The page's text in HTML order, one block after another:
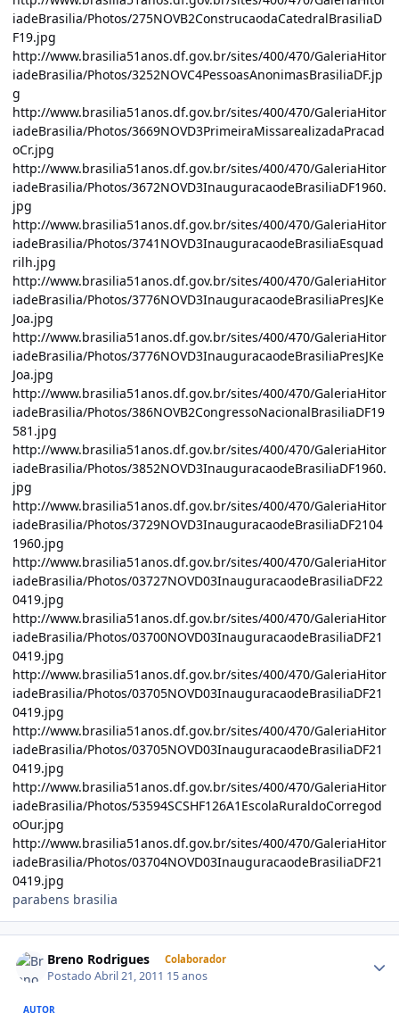
iadeBrasilia/Photos/275NOVB2ConstrucaodaCatedralBrasiliaD
F19.jpg
http://www.brasilia51anos.df.gov.br/sites/400/470/GaleriaHitor
iadeBrasilia/Photos/3252NOVC4PessoasAnonimasBrasiliaDF.jp
g
http://www.brasilia51anos.df.gov.br/sites/400/470/GaleriaHitor
iadeBrasilia/Photos/3669NOVD3PrimeiraMissarealizadaPracad
oCr.jpg
http://www.brasilia51anos.df.gov.br/sites/400/470/GaleriaHitor
iadeBrasilia/Photos/3672NOVD3InauguracaodeBrasiliaDF1960.
jpg
http://www.brasilia51anos.df.gov.br/sites/400/470/GaleriaHitor
iadeBrasilia/Photos/3741NOVD3InauguracaodeBrasiliaEsquad
rilh.jpg
http://www.brasilia51anos.df.gov.br/sites/400/470/GaleriaHitor
iadeBrasilia/Photos/3776NOVD3InauguracaodeBrasiliaPresJKe
Joa.jpg
http://www.brasilia51anos.df.gov.br/sites/400/470/GaleriaHitor
iadeBrasilia/Photos/3776NOVD3InauguracaodeBrasiliaPresJKe
Joa.jpg
http://www.brasilia51anos.df.gov.br/sites/400/470/GaleriaHitor
iadeBrasilia/Photos/386NOVB2CongressoNacionalBrasiliaDF19
581.jpg
http://www.brasilia51anos.df.gov.br/sites/400/470/GaleriaHitor
iadeBrasilia/Photos/3852NOVD3InauguracaodeBrasiliaDF1960.
jpg
http://www.brasilia51anos.df.gov.br/sites/400/470/GaleriaHitor
iadeBrasilia/Photos/3729NOVD3InauguracaodeBrasiliaDF2104
1960.jpg
http://www.brasilia51anos.df.gov.br/sites/400/470/GaleriaHitor
iadeBrasilia/Photos/03727NOVD03InauguracaodeBrasiliaDF22
0419.jpg
http://www.brasilia51anos.df.gov.br/sites/400/470/GaleriaHitor
iadeBrasilia/Photos/03700NOVD03InauguracaodeBrasiliaDF21
0419.jpg
http://www.brasilia51anos.df.gov.br/sites/400/470/GaleriaHitor
iadeBrasilia/Photos/03705NOVD03InauguracaodeBrasiliaDF21
0419.jpg
http://www.brasilia51anos.df.gov.br/sites/400/470/GaleriaHitor
iadeBrasilia/Photos/03705NOVD03InauguracaodeBrasiliaDF21
0419.jpg
http://www.brasilia51anos.df.gov.br/sites/400/470/GaleriaHitor
iadeBrasilia/Photos/53594SCSHF126A1EscolaRuraldoCorregod
oOur.jpg
http://www.brasilia51anos.df.gov.br/sites/400/470/GaleriaHitor
iadeBrasilia/Photos/03704NOVD03InauguracaodeBrasiliaDF21
0419.jpg
parabens brasilia
Breno Rodrigues Colaborador
PostadoAbril 21, 2011 15 anos
AUTOR